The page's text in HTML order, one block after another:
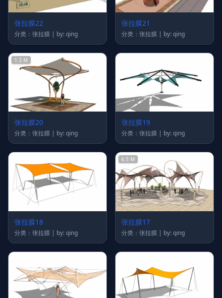
张拉膜22
分类：张拉膜 | by: qing
张拉膜21
分类：张拉膜 | by: qing
1.3 M
张拉膜20
分类：张拉膜 | by: qing
张拉膜19
分类：张拉膜 | by: qing
张拉膜18
分类：张拉膜 | by: qing
6.5 M
张拉膜17
分类：张拉膜 | by: qing